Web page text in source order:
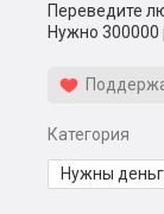
Переведите
Нужно 300000
Категория
Нужны